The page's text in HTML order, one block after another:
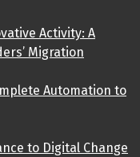
Activity: A
Migration
Automation to
to Digital Change